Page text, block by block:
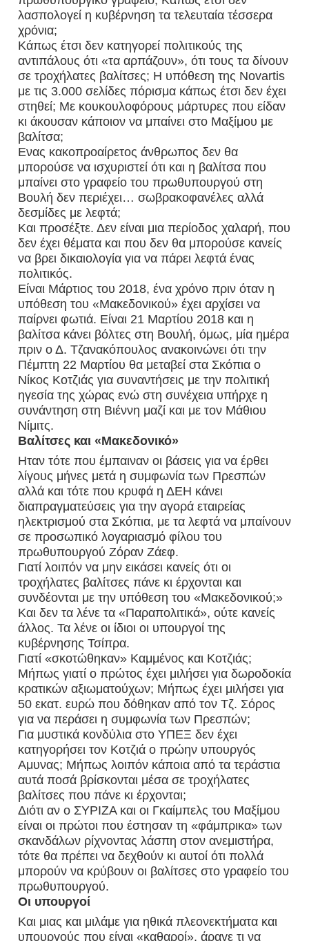
λασπολογεί η κυβέρνηση τα τελευταία τέσσερα
χρόνια;
Κάπως έτσι δεν κατηγορεί πολιτικούς της
αντιπάλους ότι «τα αρπάζουν», ότι τους τα δίνουν
σε τροχήλατες βαλίτσες; Η υπόθεση της Novartis
με τις 3.000 σελίδες πόρισμα κάπως έτσι δεν έχει
στηθεί; Με κουκουλοφόρους μάρτυρες που είδαν
κι άκουσαν κάποιον να μπαίνει στο Μαξίμου με
βαλίτσα;
Ενας κακοπροαίρετος άνθρωπος δεν θα
μπορούσε να ισχυριστεί ότι και η βαλίτσα που
μπαίνει στο γραφείο του πρωθυπουργού στη
Βουλή δεν περιέχει… σωβρακοφανέλες αλλά
δεσμίδες με λεφτά;
Και προσέξτε. Δεν είναι μια περίοδος χαλαρή, που
δεν έχει θέματα και που δεν θα μπορούσε κανείς
να βρει δικαιολογία για να πάρει λεφτά ένας
πολιτικός.
Είναι Μάρτιος του 2018, ένα χρόνο πριν όταν η
υπόθεση του «Μακεδονικού» έχει αρχίσει να
παίρνει φωτιά. Είναι 21 Μαρτίου 2018 και η
βαλίτσα κάνει βόλτες στη Βουλή, όμως, μία ημέρα
πριν ο Δ. Τζανακόπουλος ανακοινώνει ότι την
Πέμπτη 22 Μαρτίου θα μεταβεί στα Σκόπια ο
Νίκος Κοτζιάς για συναντήσεις με την πολιτική
ηγεσία της χώρας ενώ στη συνέχεια υπήρχε η
συνάντηση στη Βιέννη μαζί και με τον Μάθιου
Νίμιτς.
Βαλίτσες και «Μακεδονικό»
Ηταν τότε που έμπαιναν οι βάσεις για να έρθει
λίγους μήνες μετά η συμφωνία των Πρεσπών
αλλά και τότε που κρυφά η ΔΕΗ κάνει
διαπραγματεύσεις για την αγορά εταιρείας
ηλεκτρισμού στα Σκόπια, με τα λεφτά να μπαίνουν
σε προσωπικό λογαριασμό φίλου του
πρωθυπουργού Ζόραν Ζάεφ.
Γιατί λοιπόν να μην εικάσει κανείς ότι οι
τροχήλατες βαλίτσες πάνε κι έρχονται και
συνδέονται με την υπόθεση του «Μακεδονικού;»
Και δεν τα λένε τα «Παραπολιτικά», ούτε κανείς
άλλος. Τα λένε οι ίδιοι οι υπουργοί της
κυβέρνησης Τσίπρα.
Γιατί «σκοτώθηκαν» Καμμένος και Κοτζιάς;
Μήπως γιατί ο πρώτος έχει μιλήσει για δωροδοκία
κρατικών αξιωματούχων; Μήπως έχει μιλήσει για
50 εκατ. ευρώ που δόθηκαν από τον Τζ. Σόρος
για να περάσει η συμφωνία των Πρεσπών;
Για μυστικά κονδύλια στο ΥΠΕΞ δεν έχει
κατηγορήσει τον Κοτζιά ο πρώην υπουργός
Αμυνας; Μήπως λοιπόν κάποια από τα τεράστια
αυτά ποσά βρίσκονται μέσα σε τροχήλατες
βαλίτσες που πάνε κι έρχονται;
Διότι αν ο ΣΥΡΙΖΑ και οι Γκαίμπελς του Μαξίμου
είναι οι πρώτοι που έστησαν τη «φάμπρικα» των
σκανδάλων ρίχνοντας λάσπη στον ανεμιστήρα,
τότε θα πρέπει να δεχθούν κι αυτοί ότι πολλά
μπορούν να κρύβουν οι βαλίτσες στο γραφείο του
πρωθυπουργού.
Οι υπουργοί
Και μιας και μιλάμε για ηθικά πλεονεκτήματα και
υπουργούς που είναι «καθαροί», άραγε τι να